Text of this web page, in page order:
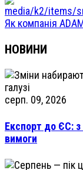
Як компанія
НОВИНИ
серп. 09, 2026
Експорт до ЄС: з
вимоги